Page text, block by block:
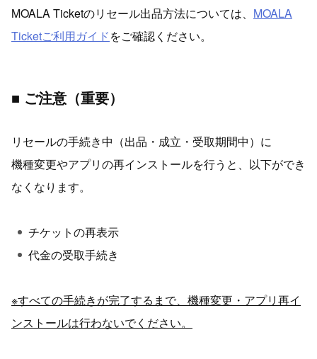
MOALA Ticketのリセール出品方法については、 MOALA
Ticketご利用ガイドをご確認ください。
■ ご注意（重要）
リセールの手続き中（出品・成立・受取期間中）に
機種変更やアプリの再インストールを行うと、以下ができ
なくなります。
チケットの再表示
代金の受取手続き
※すべての手続きが完了するまで、機種変更・アプリ再イ
ンストールは行わないでください。